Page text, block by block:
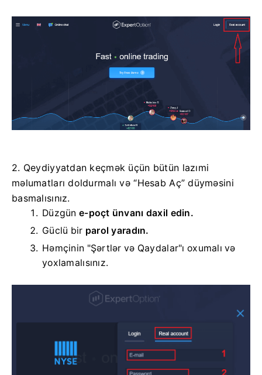
2. Qeydiyyatdan keçmək üçün bütün lazımi
məlumatları doldurmalı və “Hesab Aç” düyməsini
basmalısınız.
Düzgün e-poçt ünvanı daxil edin.
Güclü bir parol yaradın.
Həmçinin "Şərtlər və Qaydalar"ı oxumalı və
yoxlamalısınız.